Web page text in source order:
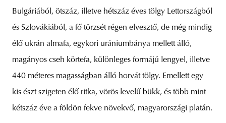
Bulgáriából, ötszáz, illetve hétszáz éves tölgy Lettországból
és Szlovákiából, a fő törzsét régen elvesztő, de még mindig
élő ukrán almafa, egykori urániumbánya mellett álló,
magányos cseh körtefa, különleges formájú lengyel, illetve
440 méteres magasságban álló horvát tölgy. Emellett egy
kis észt szigeten élő ritka, vörös levelű bükk, és több mint
kétszáz éve a földön fekve növekvő, magyarországi platán.